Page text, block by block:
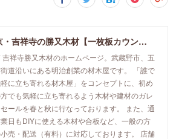
東京・吉祥寺の勝又木材【一枚板カウンター】
吉祥寺勝又木材のホームページ。武蔵野市、五
道沿いにある明治創業の材木屋です。 「誰で
に立ち寄れる材木屋」をコンセプトに、初め
でも気軽に立ち寄れるよう木材や建材のガレ
ールを春と秋に行なっております。 また、通
日もDIYに使える木材や合板など、一般の方
売・配送（有料）に対応しております。 店舗